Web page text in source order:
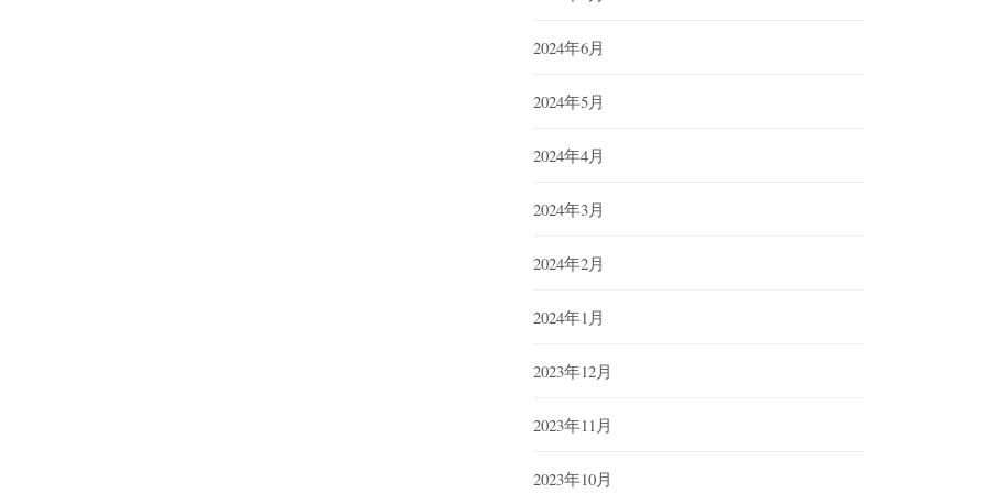
2024年6月
2024年5月
2024年4月
2024年3月
2024年2月
2024年1月
2023年12月
2023年11月
2023年10月